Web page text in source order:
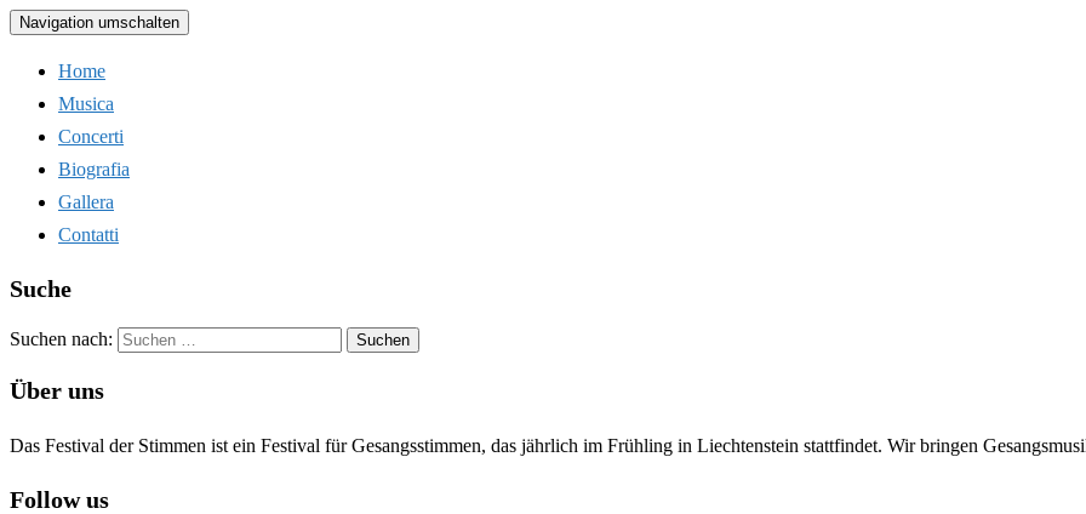
Navigation umschalten
Home
Musica
Concerti
Biografia
Gallera
Contatti
Suche
Suchen nach:
Über uns
Das Festival der Stimmen ist ein Festival für Gesangsstimmen, das jährlich im Frühling in Liechtenstein stattfindet. Wir bringen
Follow us